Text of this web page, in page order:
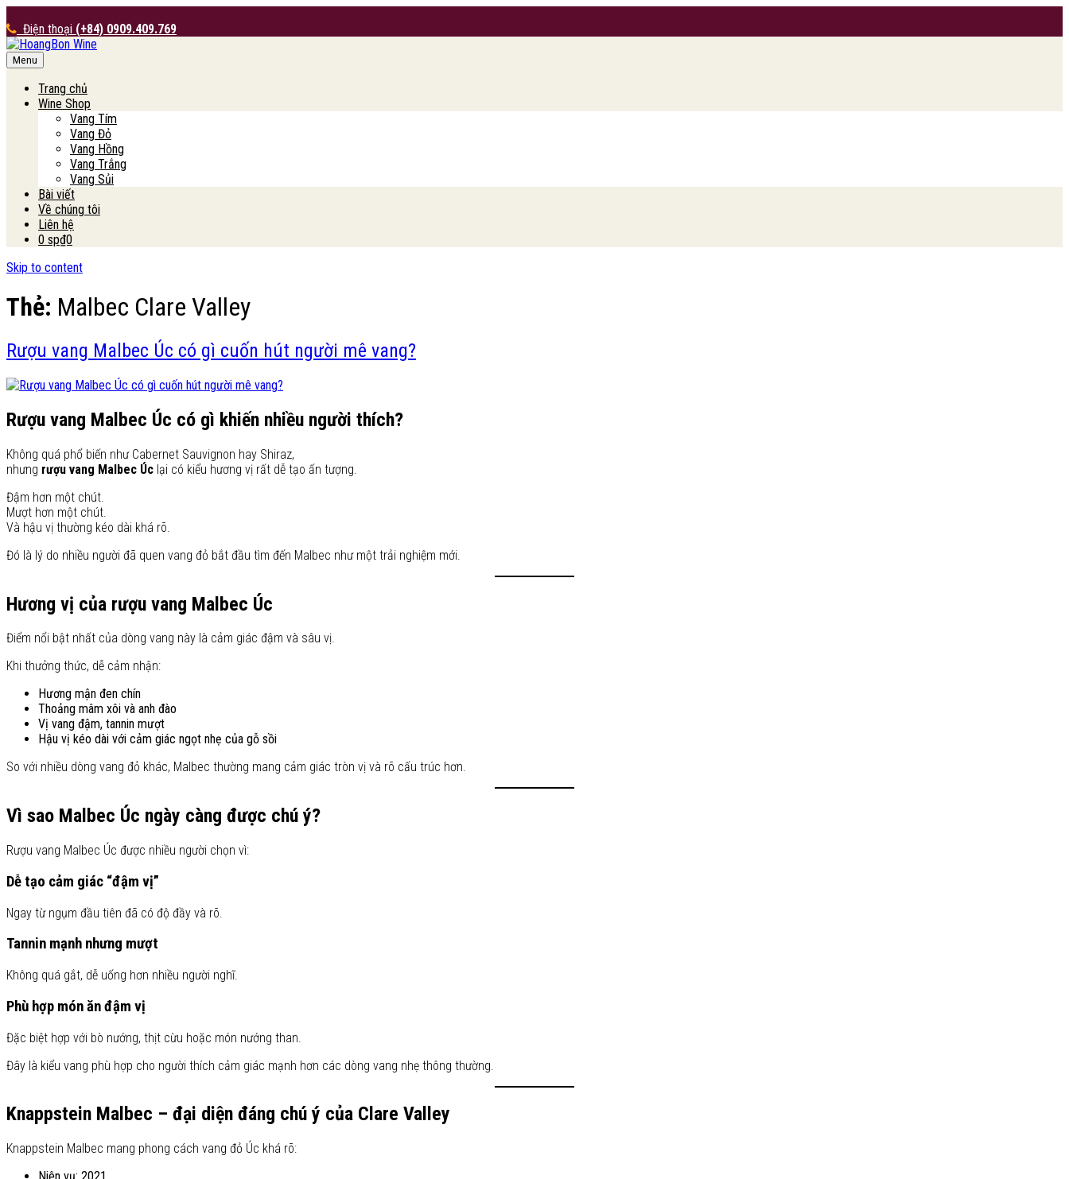
Điện thoại (+84) 0909.409.769
HoangBon Wine
Menu
Trang chủ
Wine Shop
Vang Tím
Vang Đỏ
Vang Hồng
Vang Trắng
Vang Sủi
Bài viết
Về chúng tôi
Liên hệ
0 sp₫0
Skip to content
Thẻ: Malbec Clare Valley
Rượu vang Malbec Úc có gì cuốn hút người mê vang?
Rượu vang Malbec Úc có gì khiến nhiều người thích?
Không quá phổ biến như Cabernet Sauvignon hay Shiraz,
nhưng rượu vang Malbec Úc lại có kiểu hương vị rất dễ tạo ấn tượng.
Đậm hơn một chút.
Mượt hơn một chút.
Và hậu vị thường kéo dài khá rõ.
Đó là lý do nhiều người đã quen vang đỏ bắt đầu tìm đến Malbec như một trải nghiệm mới.
Hương vị của rượu vang Malbec Úc
Điểm nổi bật nhất của dòng vang này là cảm giác đậm và sâu vị.
Khi thưởng thức, dễ cảm nhận:
Hương mận đen chín
Thoảng mâm xôi và anh đào
Vị vang đậm, tannin mượt
Hậu vị kéo dài với cảm giác ngọt nhẹ của gỗ sồi
So với nhiều dòng vang đỏ khác, Malbec thường mang cảm giác tròn vị và rõ cấu trúc hơn.
Vì sao Malbec Úc ngày càng được chú ý?
Rượu vang Malbec Úc được nhiều người chọn vì:
Dễ tạo cảm giác “đậm vị”
Ngay từ ngụm đầu tiên đã có độ đầy và rõ.
Tannin mạnh nhưng mượt
Không quá gắt, dễ uống hơn nhiều người nghĩ.
Phù hợp món ăn đậm vị
Đặc biệt hợp với bò nướng, thịt cừu hoặc món nướng than.
Đây là kiểu vang phù hợp cho người thích cảm giác mạnh hơn các dòng vang nhẹ thông thường.
Knappstein Malbec – đại diện đáng chú ý của Clare Valley
Knappstein Malbec mang phong cách vang đỏ Úc khá rõ: